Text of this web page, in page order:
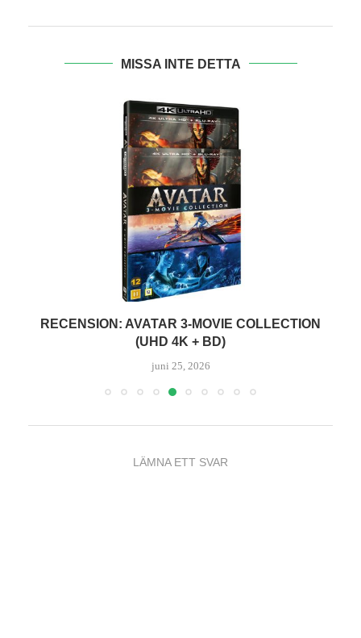
MISSA INTE DETTA
RECENSION: AVATAR 3-MOVIE COLLECTION
(UHD 4K + BD)
juni 25, 2026
LÄMNA ETT SVAR